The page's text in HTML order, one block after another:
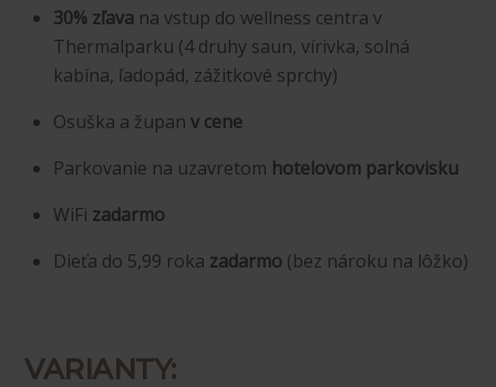
30% zľava na vstup do wellness centra v
Thermalparku (4 druhy saun, vírivka, solná
kabína, ľadopád, zážitkové sprchy)
Osuška a župan v cene
Parkovanie na uzavretom hotelovom parkovisku
WiFi zadarmo
Dieťa do 5,99 roka zadarmo (bez nároku na lôžko)
VARIANTY: